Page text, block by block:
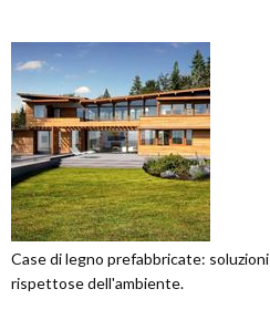
Case di legno prefabbricate:
rispettose dell'ambiente.